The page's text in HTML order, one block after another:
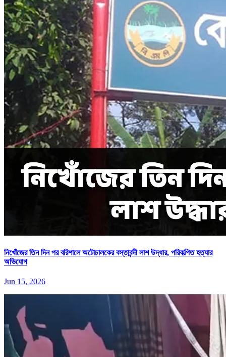
নিখোঁজের তিন দিন পর বরিশালে অটোচালকের বস্তাবন্দী লাশ উদ্ধার, পরিকল্পিত হত্যার
অভিযোগ
Jun 15, 2026